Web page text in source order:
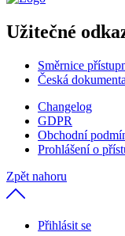
Užitečné
Směrnice
Česká
Changelog
GDPR
Obchodní
Prohlášení o
Zpět nahoru
Přihlásit se